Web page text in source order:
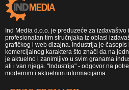
Ind Media d.o.o. je preduzeće za
profesionalan tim stručnjaka iz oblasi
grafičkog i web dizajna. Industrija je
komercijalnog karaktera što znači da na
je aktuelno i zanimljivo u svim granama
ali i van njega. "Industrija" - odgovor na
modernim i aktuelnim informacijama.